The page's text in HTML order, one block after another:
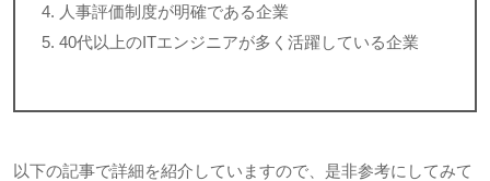
人事評価制度が明確である企業
40代以上のITエンジニアが多く活躍している企業
以下の記事で詳細を紹介していますので、是非参考にしてみて